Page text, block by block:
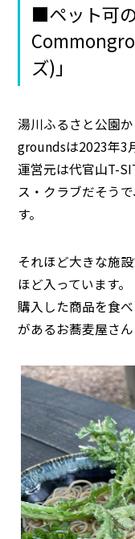
■ペット可
ズ)」
湯川ふるさと公園
groundsは2023年3
運営元は代官山T-
ス・クラブだそう
す。
それほど大きな施
ほど入っています。
購入した商品を食
があるお蕎麦屋さ